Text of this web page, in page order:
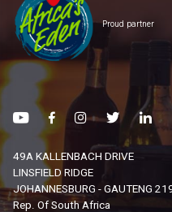
Proud partner
49A KALLENBACH DRIVE
LINSFIELD RIDGE
JOHANNESBURG - GAUTENG
Rep. Of South Africa